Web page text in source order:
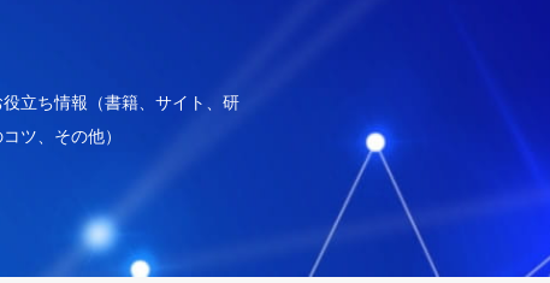
役立ち情報（書籍、サイト、研
ツ、その他）